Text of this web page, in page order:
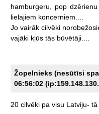
hamburgeru,
pop dzērienu
lielajiem koncerniem....
Jo vairāk cilvēki
vajāki kļūs tās būvētāji....
Žopelnieks (nesūtīsi
06:56:02
20 cilvēki pa visu Latviju- tā